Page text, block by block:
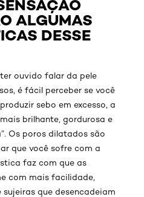
ALGUMAS
DESSE
ouvido falar da pele
é fácil perceber se você
sebo em excesso, a
brilhante, gordurosa e
Os poros dilatados são
que você sofre com a
faz com que as
com mais facilidade,
que desencadeiam